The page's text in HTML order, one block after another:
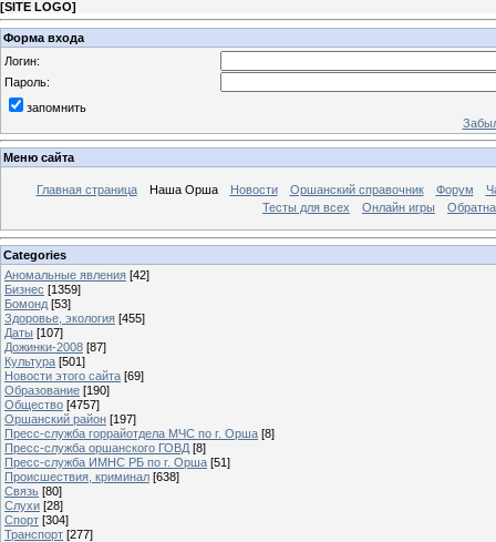
[SITE LOGO]
Форма входа
Логин:
Пароль:
запомнить
Меню сайта
Главная страница Наша Орша Новости Оршанский справочник Форум
Тесты для всех
Онлайн игры
Categories
Аномальные явления [42]
Бизнес [1359]
Бомонд [53]
Здоровье, экология [455]
Даты [107]
Дожинки-2008 [87]
Культура [501]
Новости этого сайта [69]
Образование [190]
Общество [4757]
Оршанский район [197]
Пресс-служба горрайотдела МЧС по г. Орша [8]
Пресс-служба оршанского ГОВД [8]
Пресс-служба ИМНС РБ по г. Орша [51]
Проиcшествия, криминал [638]
Связь [80]
Слухи [28]
Спорт [304]
Транспорт [277]